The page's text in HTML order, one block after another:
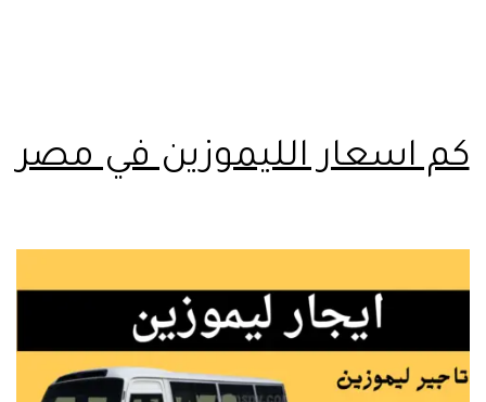
كم اسعار الليموزين في مصر